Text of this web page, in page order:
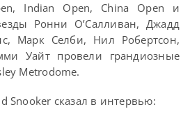
Indian Open, China Open и
Ронни О’Салливан, Джадд
Марк Селби, Нил Робертсон,
Уайт провели грандиозные
Metrodome.
Snooker сказал в интервью: